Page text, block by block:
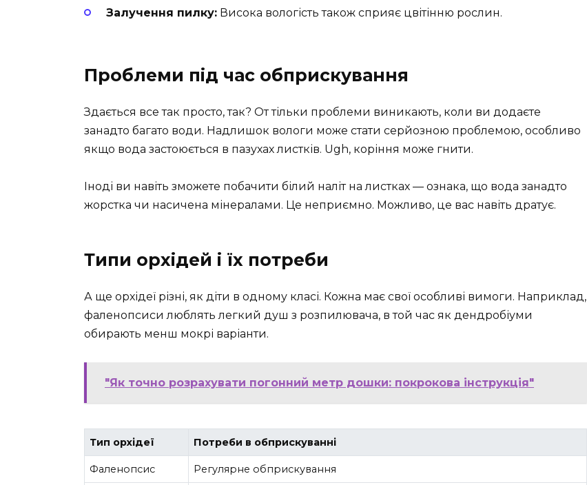
Залучення пилку: Висока вологість також сприяє цвітінню рослин.
Проблеми під час обприскування
Здається все так просто, так? От тільки проблеми виникають, коли ви додаєте
занадто багато води. Надлишок вологи може стати серйозною проблемою, особливо
якщо вода застоюється в пазухах листків. Ugh, коріння може гнити.
Іноді ви навіть зможете побачити білий наліт на листках — ознака, що вода занадто
жорстка чи насичена мінералами. Це неприємно. Можливо, це вас навіть дратує.
Типи орхідей і їх потреби
А ще орхідеї різні, як діти в одному класі. Кожна має свої особливі вимоги. Наприклад,
фаленопсиси люблять легкий душ з розпилювача, в той час як дендробіуми
обирають менш мокрі варіанти.
"Як точно розрахувати погонний метр дошки: покрокова інструкція"
Тип орхідеї Потреби в обприскуванні
Фаленопсис Регулярне обприскування